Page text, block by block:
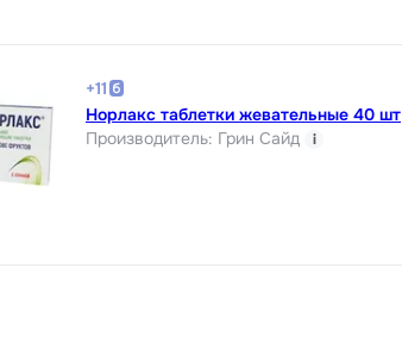
+11
Норлакс таблетки жевательные 40 шт
Производитель: Грин Сайд i